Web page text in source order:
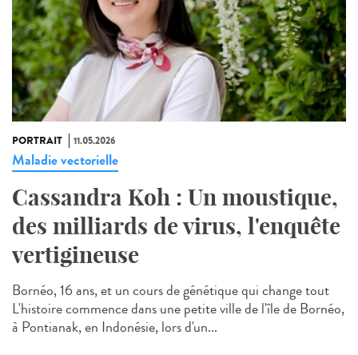
PORTRAIT 11.05.2026
Maladie vectorielle
Cassandra Koh : Un moustique,
des milliards de virus, l'enquête
vertigineuse
Bornéo, 16 ans, et un cours de génétique qui change tout
L'histoire commence dans une petite ville de l'île de Bornéo,
à Pontianak, en Indonésie, lors d'un...